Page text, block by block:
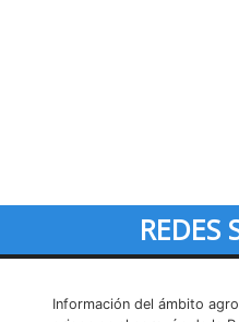
REDES
Información del ámbito